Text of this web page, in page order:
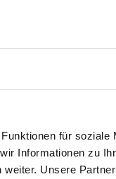
für soziale
Informationen zu
Unsere
also eine schöne
mit der
so schnell wie
ist, insbesondere beim
Problem, wenn Sie